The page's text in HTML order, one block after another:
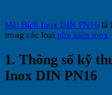
Mặt Bích Inox DIN PN16 là
trong các loại phụ kiện inox
1. Thông số kỹ
Inox DIN PN16